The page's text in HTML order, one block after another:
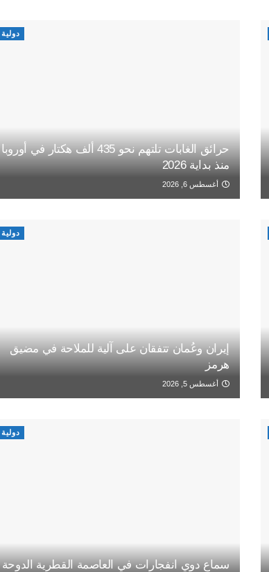
دولية
حرائق الغابات تلتهم نحو 435 ألف هكتار في أوروبا
منذ بداية 2026
أغسطس 6, 2026
دولية
إيران وعُمان تتفقان على آلية للملاحة في مضيق
هرمز
أغسطس 5, 2026
دولية
سماع دوي انفجارات في العاصمة القطرية الدوحة